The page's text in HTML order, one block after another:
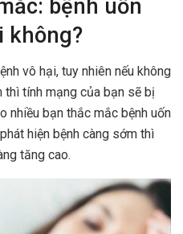
bệnh uốn
không?
vô hại, tuy nhiên nếu không
tính mạng của bạn sẽ bị
nhiều bạn thắc mắc bệnh uốn
hiện bệnh càng sớm thì
tăng cao.